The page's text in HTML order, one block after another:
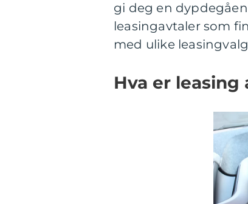
gi deg en
leasingavtaler som
med ulike
Hva er leasing